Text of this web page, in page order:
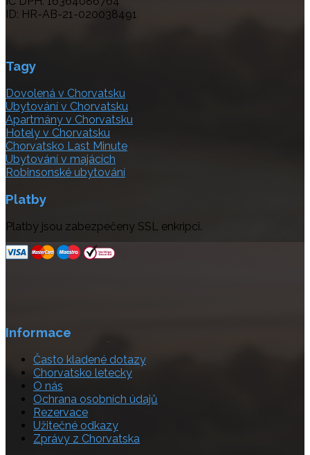
ID: HR-AB-21-020038491
Tagy
Dovolená v Chorvatsku
Ubytování v Chorvatsku
Apartmány v Chorvatsku
Hotely v Chorvatsku
Chorvatsko Last Minute
Ubytování v majácích
Robinsonské ubytování
Platby
Platby jsou zabezpečeny SSL enkripci.
Informace
Často kladené dotazy
Chorvatsko letecky
O nás
Ochrana osobních údajů
Rezervace
Užitečné odkazy
Zprávy z Chorvatska